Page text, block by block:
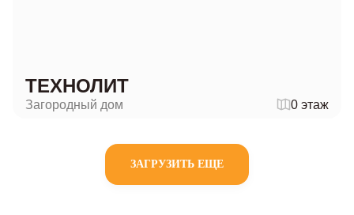
ТЕХНОЛИТ
Загородный дом 0 этаж
ЗАГРУЗИТЬ ЕЩЕ